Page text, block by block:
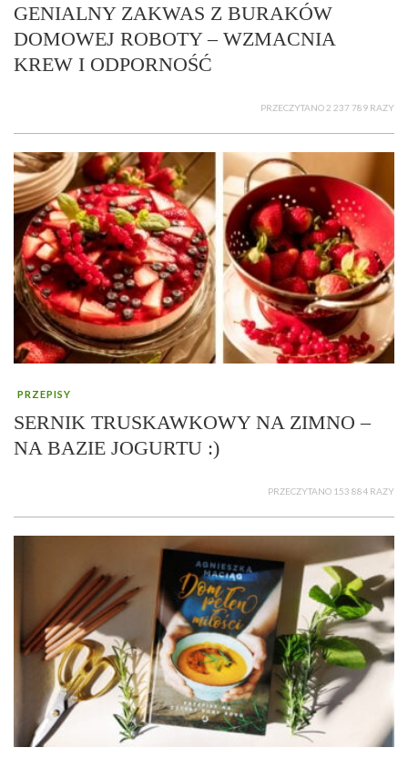
GENIALNY ZAKWAS Z BURAKÓW
DOMOWEJ ROBOTY – WZMACNIA
KREW I ODPORNOŚĆ
PRZECZYTANO 2 237 789 RAZY
PRZEPISY
SERNIK TRUSKAWKOWY NA ZIMNO –
NA BAZIE JOGURTU :)
PRZECZYTANO 153 884 RAZY